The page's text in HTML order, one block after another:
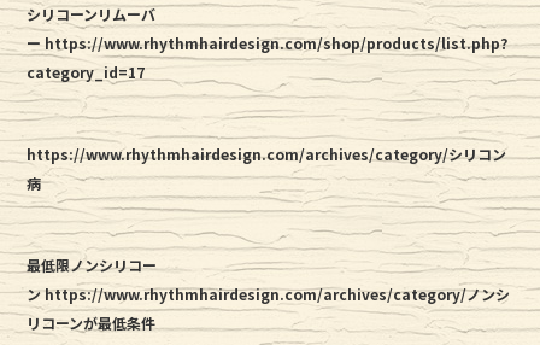
シリコーンリムーバ
ー https://www.rhythmhairdesign.com/shop/products/list.php?
category_id=17
https://www.rhythmhairdesign.com/archives/category/シリコン
病
最低限ノンシリコー
ン https://www.rhythmhairdesign.com/archives/category/ノンシ
リコーンが最低条件